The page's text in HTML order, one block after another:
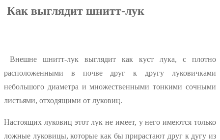
Как выглядит шнитт-лук
Внешне шнитт-лук выглядит как куст лука, с плотно
расположенными в почве друг к другу луковичками
небольшого диаметра и множественными тонкими сочными
листьями, отходящими от луковиц.
Настоящих луковиц этот лук не имеет, у него имеются только
ложные луковицы, которые как бы прирастают друг к дугу из